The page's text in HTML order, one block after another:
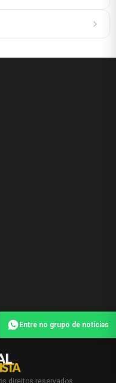
direitos reservados.
Entre no grupo de notícias